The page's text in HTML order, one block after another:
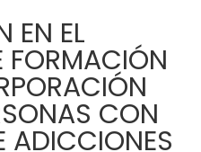
EN EL
FORMACIÓN
CON
ADICCIONES